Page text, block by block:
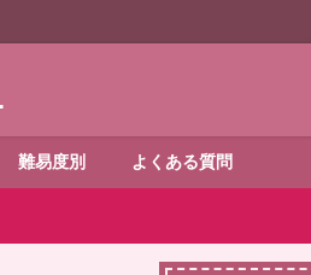
難易度別 よくある質問